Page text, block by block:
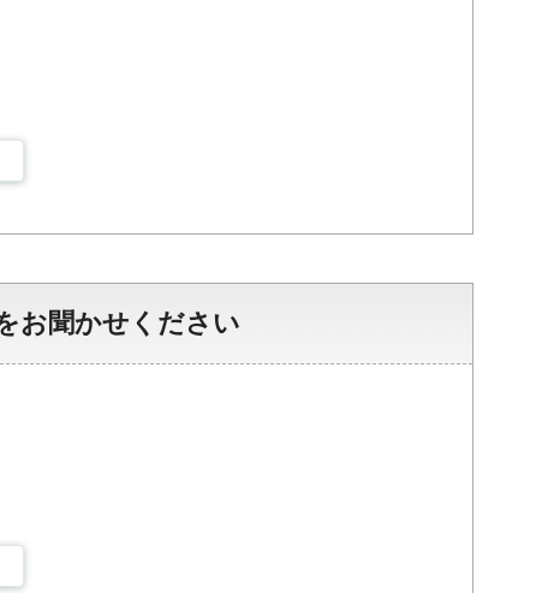
お聞かせください